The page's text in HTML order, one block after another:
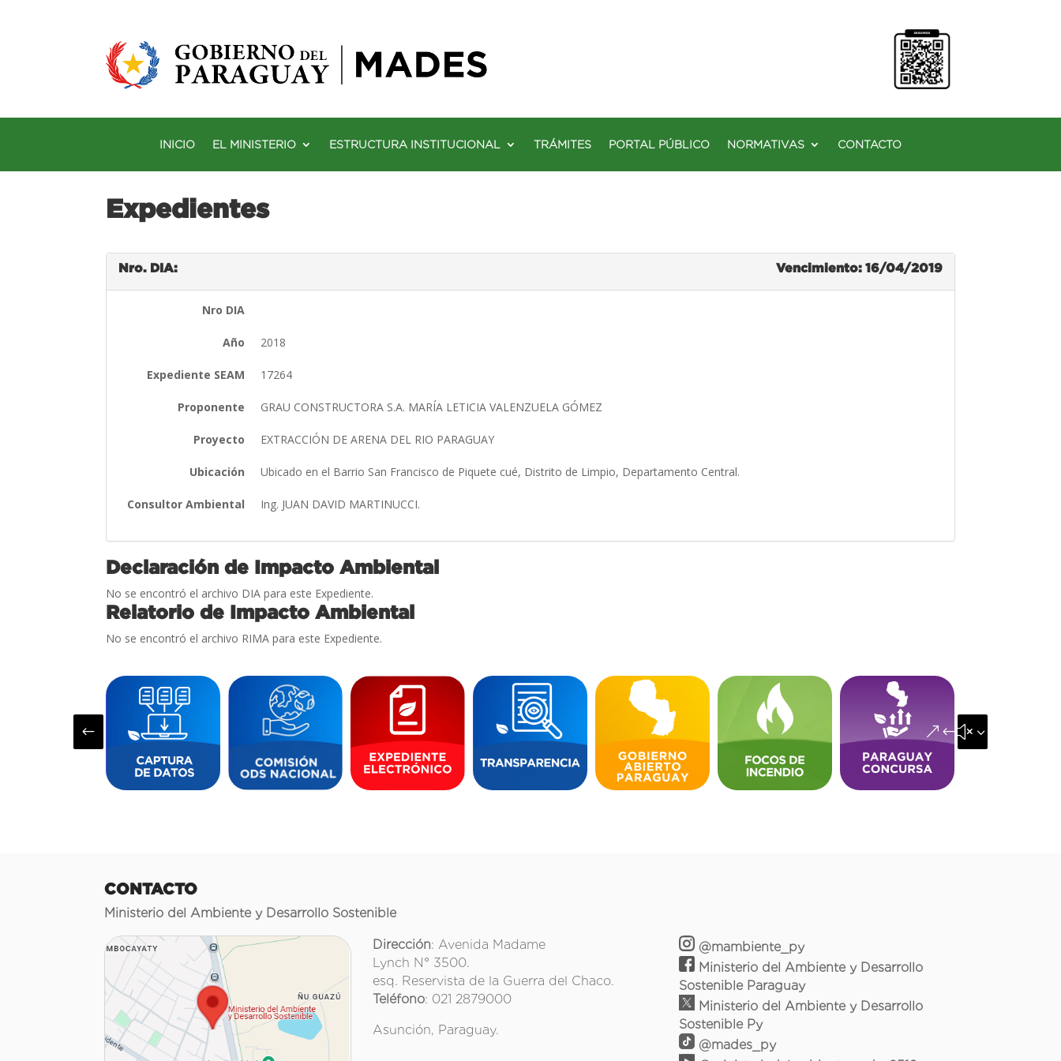
INICIO EL MINISTERIO ESTRUCTURA INSTITUCIONAL TRÁMITES PORTAL PÚBLICO NORMATIVAS CONTACTO
Expedientes
Nro. DIA: Vencimiento: 16/04/2019
Nro DIA
Año 2018
Expediente SEAM 17264
Proponente GRAU CONSTRUCTORA S.A. MARÍA LETICIA VALENZUELA GÓMEZ
Proyecto EXTRACCIÓN DE ARENA DEL RIO PARAGUAY
Ubicación Ubicado en el Barrio San Francisco de Piquete cué, Distrito de Limpio, Departamento Central.
Consultor Ambiental Ing. JUAN DAVID MARTINUCCI.
Declaración de Impacto Ambiental
No se encontró el archivo DIA para este Expediente.
Relatorio de Impacto Ambiental
No se encontró el archivo RIMA para este Expediente.
# &#x35;
CONTACTO
Ministerio del Ambiente y Desarrollo Sostenible
Dirección: Avenida Madame
Lynch N° 3500.
esq. Reservista de la Guerra del Chaco.
Teléfono: 021 2879000
Asunción, Paraguay.
@mambiente_py
Ministerio del Ambiente y Desarrollo
Sostenible Paraguay
Ministerio del Ambiente y Desarrollo
Sostenible Py
@mades_py